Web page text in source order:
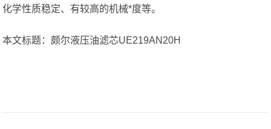
化学性质稳定、有较高的机械*度等。
本文标题：颇尔液压油滤芯UE219AN20H